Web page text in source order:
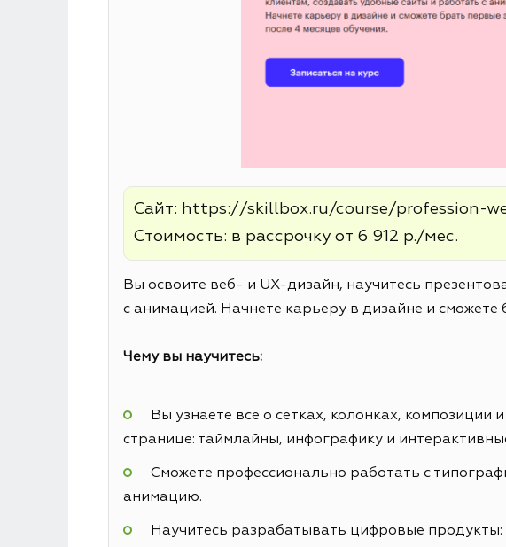
Сайт: https://skillbox.ru/course/profession-
Стоимость: в рассрочку от 6 912 р./мес.
Вы освоите веб- и UX-дизайн, научитесь
с анимацией. Начнете карьеру в дизайне и
Чему вы научитесь:
Вы узнаете всё о сетках, колонках,
странице: таймлайны, инфографику и
Сможете профессионально работать с
анимацию.
Научитесь разрабатывать цифровые продукты: